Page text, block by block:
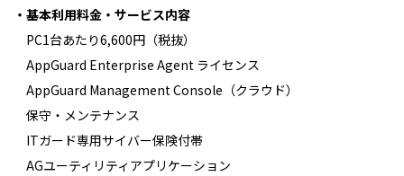
・基本利用料金・サービス内容
PC1台あたり6,600円（税抜）
AppGuard Enterprise Agent ライセンス
AppGuard Management Console（クラウド）
保守・メンテナンス
ITガード専用サイバー保険付帯
AGユーティリティアプリケーション